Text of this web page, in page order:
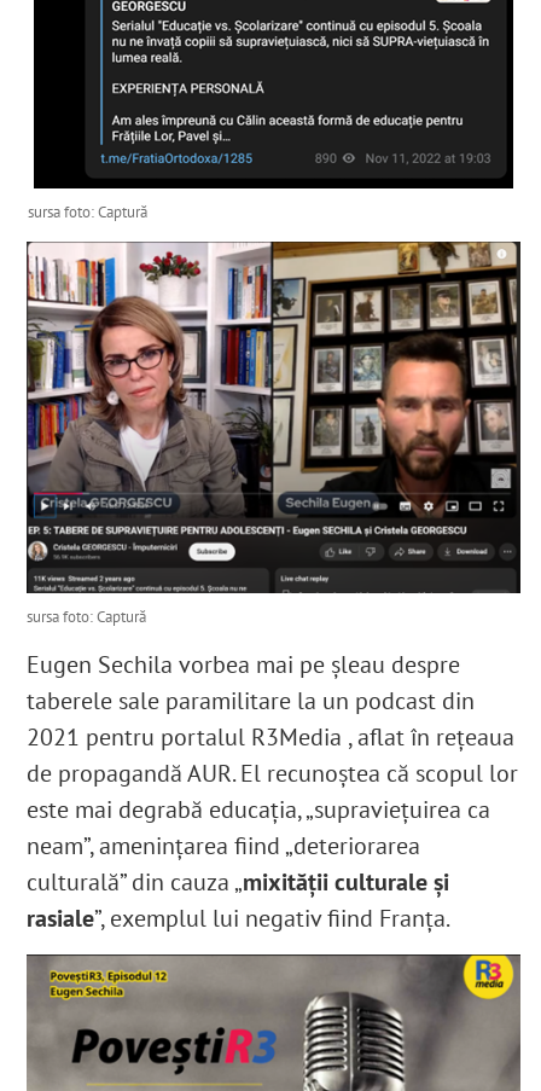
sursa foto: Captură
sursa foto: Captură
Eugen Sechila vorbea mai pe șleau despre
taberele sale paramilitare la un podcast din
2021 pentru portalul R3Media , aflat în rețeaua
de propagandă AUR. El recunoștea că scopul lor
este mai degrabă educația, „supraviețuirea ca
neam”, amenințarea fiind „deteriorarea
culturală” din cauza „mixității culturale și
rasiale”, exemplul lui negativ fiind Franța.